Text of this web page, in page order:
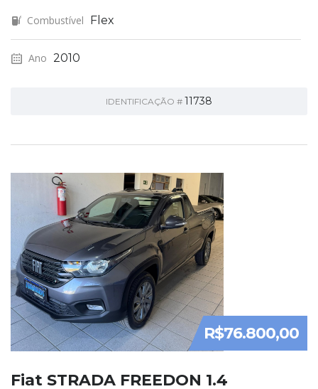
Combustível Flex
Ano 2010
IDENTIFICAÇÃO # 11738
R$76.800,00
Fiat STRADA FREEDON 1.4